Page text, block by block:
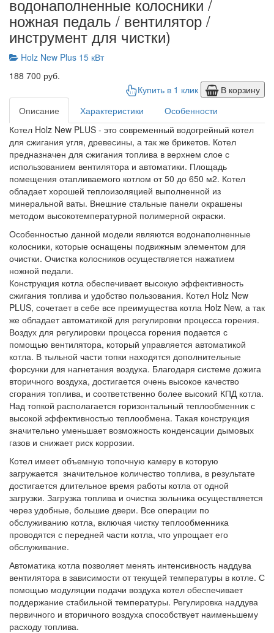
водонаполненные колосники /
ножная педаль / вентилятор /
инструмент для чистки)
Holz New Plus 15 кВт
188 700 руб.
Купить в 1 клик
В корзину
Описание
Характеристики
Особенности
Котел Holz New PLUS - это современный водогрейный котел
для сжигания угля, древесины, а так же брикетов. Котел
предназначен для сжигания топлива в верхнем слое с
использованием вентилятора и автоматики. Площадь
помещения отапливаемого котлом от 50 до 650 м2. Котел
обладает хорошей теплоизоляцией выполненной из
минеральной ваты. Внешние стальные панели окрашены
методом высокотемпературной полимерной окраски.
Особенностью данной модели являются водонаполненные
колосники, которые оснащены подвижным элементом для
очистки. Очистка колосников осуществляется нажатием
ножной педали.
Конструкция котла обеспечивает высокую эффективность
сжигания топлива и удобство пользования. Котел Holz New
PLUS, сочетает в себе все преимущества котла Holz New, а так
же обладает автоматикой для регулировки процесса горения.
Воздух для регулировки процесса горения подается с
помощью вентилятора, который управляется автоматикой
котла. В тыльной части топки находятся дополнительные
форсунки для нагнетания воздуха. Благодаря системе дожига
вторичного воздуха, достигается очень высокое качество
сгорания топлива, и соответственно более высокий КПД котла.
Над топкой располагается горизонтальный теплообменник с
высокой эффективностью теплообмена. Такая конструкция
значительно уменьшает возможность конденсации дымовых
газов и снижает риск коррозии.
Котел имеет объемную топочную камеру в которую
загружается значительное количество топлива, в результате
достигается длительное время работы котла от одной
загрузки. Загрузка топлива и очистка зольника осуществляется
через удобные, большие двери. Все операции по
обслуживанию котла, включая чистку теплообменника
проводятся с передней части котла, что упрощает его
обслуживание.
Автоматика котла позволяет менять интенсивность наддува
вентилятора в зависимости от текущей температуры в котле. С
помощью модуляции подачи воздуха котел обеспечивает
поддержание стабильной температуры. Регулировка наддува
первичного и вторичного воздуха способствует наименьшему
расходу топлива.